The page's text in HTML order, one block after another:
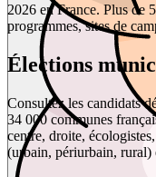
2026 en France. Plus de
programmes, sites de
Élections
Consultez les candidats
34 000 communes
centre, droite,
(urbain, périurbain, rural)